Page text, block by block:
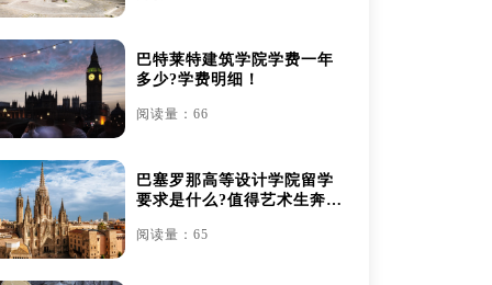
巴特莱特建筑学院学费一年
多少?学费明细！
阅读量：66
巴塞罗那高等设计学院留学
要求是什么?值得艺术生奔赴
阅读量：65